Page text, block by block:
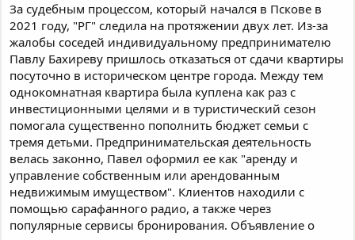
За судебным процессом, который начался в Пскове в
2021 году, "РГ" следила на протяжении двух лет. Из-за
жалобы соседей индивидуальному предпринимателю
Павлу Бахиреву пришлось отказаться от сдачи квартиры
посуточно в историческом центре города. Между тем
однокомнатная квартира была куплена как раз с
инвестиционными целями и в туристический сезон
помогала существенно пополнить бюджет семьи с
тремя детьми. Предпринимательская деятельность
велась законно, Павел оформил ее как "аренду и
управление собственным или арендованным
недвижимым имуществом". Клиентов находили с
помощью сарафанного радио, а также через
популярные сервисы бронирования. Объявление о